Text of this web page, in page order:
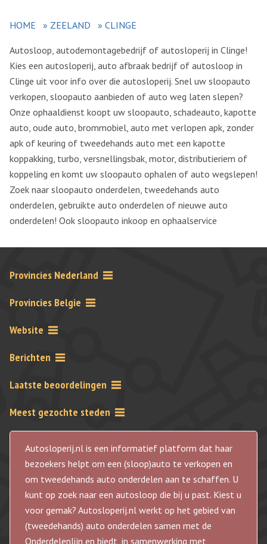
HOME » ZEELAND » CLINGE
Autosloop, autodemontagebedrijf of autosloperij in Clinge!
Kies een autosloperij, auto afbraak bedrijf of autosloop in
Clinge uit voor info over die autosloperij. Snel uw sloopauto
verkopen, sloopauto aanbieden of auto weg laten slepen?
Onze ophaaldienst koopt uw sloopauto, schadeauto, kapotte
auto, oude auto, brommobiel, auto met verlopen apk, zonder
apk of keuring of tweedehands auto met een kapotte
koppakking, turbo, versnellingsbak, motor, distributieriem of
koppeling en komt uw sloopauto ophalen of auto wegslepen!
Zoek naar sloopauto onderdelen, tweedehands auto
onderdelen, gebruikte auto onderdelen of nieuwe auto
onderdelen! Ook sloopauto inkoop en ophaalservice
Provincies Nederland
Provincies Belgie
Website
Berichten
Laatste beoordelingen
Meest gezochte steden
Autosloperij.nl is een informatief platform dat haar
bezoekers helpt om een (sloop)auto te verkopen en
om tweedehands auto onderdelen aan te schaffen. U
kunt op zoek naar een autosloop die bij u past. Kiest u
voor gemak? Autosloperij.nl werkt op het gebied van
(tweedehands) auto onderdelen samen met de
Onderdelenlijn en biedt, in samenwerking met